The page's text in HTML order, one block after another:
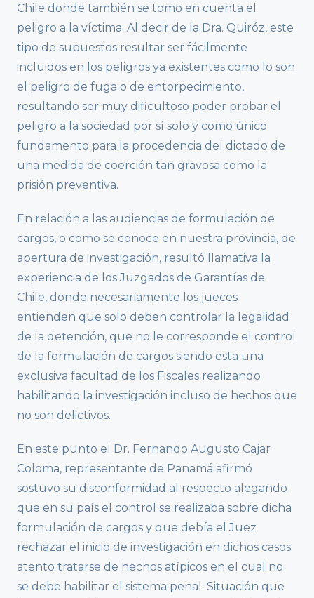
Chile donde también se tomo en cuenta el
peligro a la víctima. Al decir de la Dra. Quiróz, este
tipo de supuestos resultar ser fácilmente
incluidos en los peligros ya existentes como lo son
el peligro de fuga o de entorpecimiento,
resultando ser muy dificultoso poder probar el
peligro a la sociedad por sí solo y como único
fundamento para la procedencia del dictado de
una medida de coerción tan gravosa como la
prisión preventiva.
En relación a las audiencias de formulación de
cargos, o como se conoce en nuestra provincia, de
apertura de investigación, resultó llamativa la
experiencia de los Juzgados de Garantías de
Chile, donde necesariamente los jueces
entienden que solo deben controlar la legalidad
de la detención, que no le corresponde el control
de la formulación de cargos siendo esta una
exclusiva facultad de los Fiscales realizando
habilitando la investigación incluso de hechos que
no son delictivos.
En este punto el Dr. Fernando Augusto Cajar
Coloma, representante de Panamá afirmó
sostuvo su disconformidad al respecto alegando
que en su país el control se realizaba sobre dicha
formulación de cargos y que debía el Juez
rechazar el inicio de investigación en dichos casos
atento tratarse de hechos atípicos en el cual no
se debe habilitar el sistema penal. Situación que